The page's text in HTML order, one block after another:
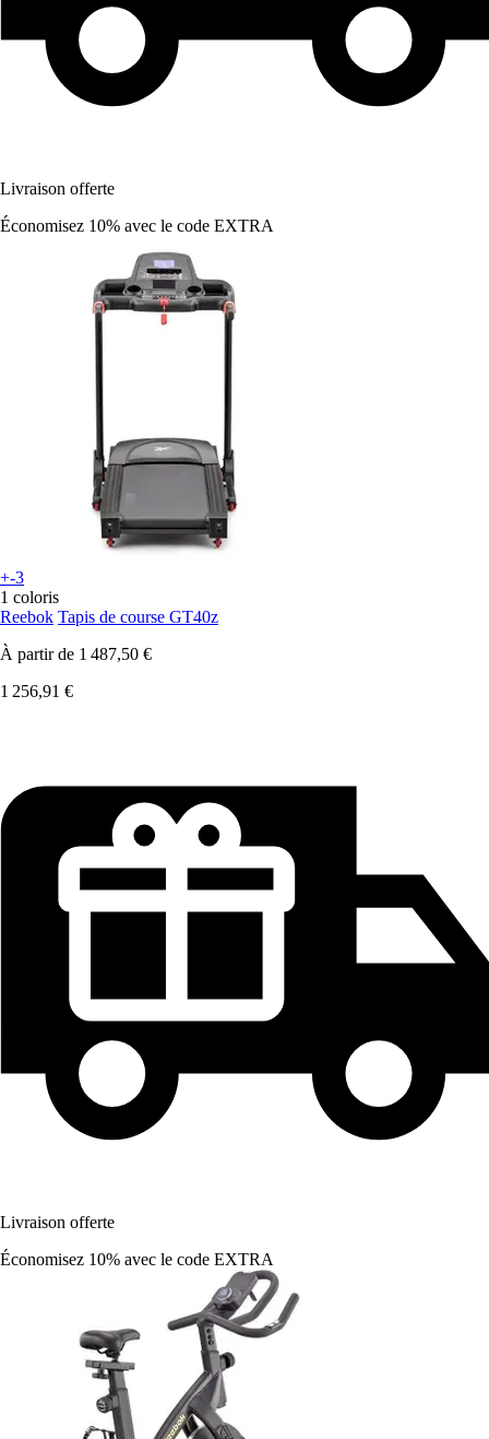
Livraison offerte
Économisez 10% avec le code EXTRA
+-3
1 coloris
Reebok Tapis de course GT40z
À partir de 1 487,50 €
1 256,91 €
Livraison offerte
Économisez 10% avec le code EXTRA